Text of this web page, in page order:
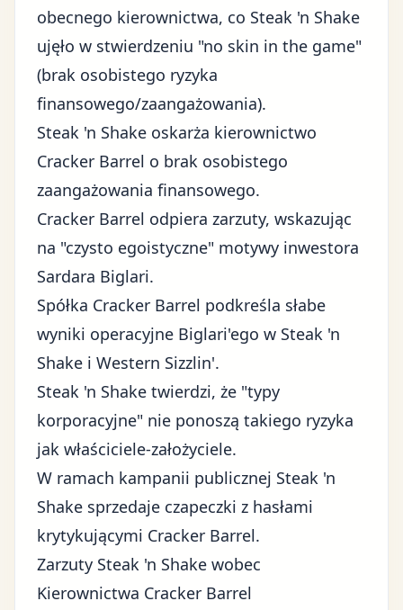
obecnego kierownictwa, co Steak 'n Shake
ujęło w stwierdzeniu "no skin in the game"
(brak osobistego ryzyka
finansowego/zaangażowania).
Steak 'n Shake oskarża kierownictwo
Cracker Barrel o brak osobistego
zaangażowania finansowego.
Cracker Barrel odpiera zarzuty, wskazując
na "czysto egoistyczne" motywy inwestora
Sardara Biglari.
Spółka Cracker Barrel podkreśla słabe
wyniki operacyjne Biglari'ego w Steak 'n
Shake i Western Sizzlin'.
Steak 'n Shake twierdzi, że "typy
korporacyjne" nie ponoszą takiego ryzyka
jak właściciele-założyciele.
W ramach kampanii publicznej Steak 'n
Shake sprzedaje czapeczki z hasłami
krytykującymi Cracker Barrel.
Zarzuty Steak 'n Shake wobec
Kierownictwa Cracker Barrel